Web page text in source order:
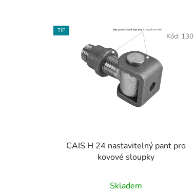
TIP
CAIS H 24 nastavitelný pant pro
kovové sloupky
Skladem
Kód: 130